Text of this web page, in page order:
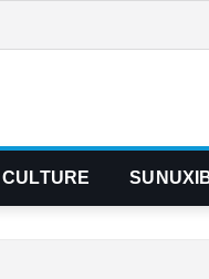
CULTURE